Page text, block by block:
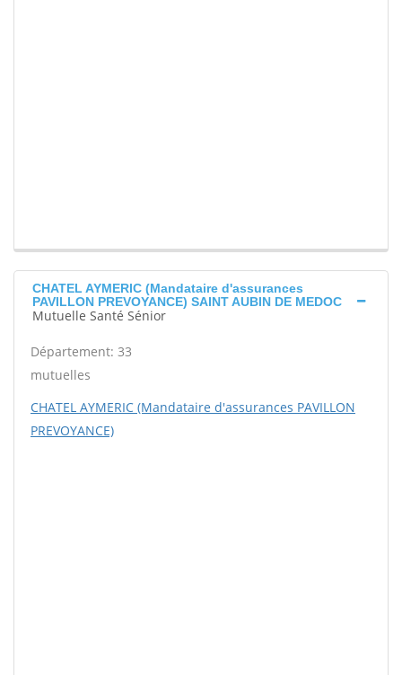
CHATEL AYMERIC (Mandataire d'assurances
PAVILLON PREVOYANCE) SAINT AUBIN DE MEDOC
Mutuelle Santé Sénior
Département: 33
mutuelles
CHATEL AYMERIC (Mandataire d'assurances PAVILLON
PREVOYANCE)